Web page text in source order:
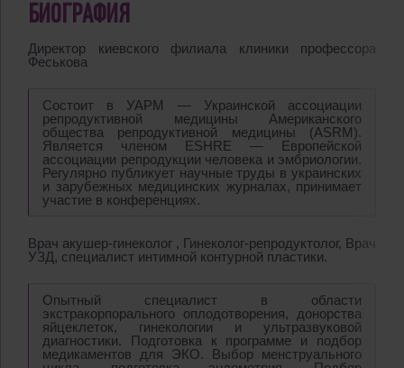
БИОГРАФИЯ
Директор киевского филиала клиники профессора
Феськова
Состоит в УАРМ — Украинской ассоциации
репродуктивной медицины Американского
общества репродуктивной медицины (ASRM).
Является членом ESHRE — Европейской
ассоциации репродукции человека и эмбриологии.
Регулярно публикует научные труды в украинских
и зарубежных медицинских журналах, принимает
участие в конференциях.
Врач акушер-гинеколог , Гинеколог-репродуктолог, Врач
УЗД, специалист интимной контурной пластики.
Опытный специалист в области
экстракорпорального оплодотворения, донорства
яйцеклеток, гинекологии и ультразвуковой
диагностики. Подготовка к программе и подбор
медикаментов для ЭКО. Выбор менструального